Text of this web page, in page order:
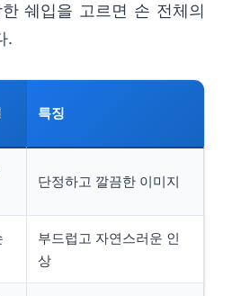
쉐입을 고르면 손 전체의
.
특징
단정하고 깔끔한 이미지
부드럽고 자연스러운 인
상